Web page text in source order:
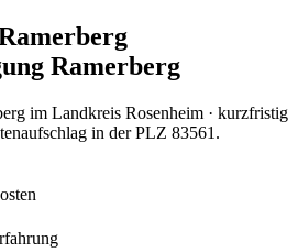
Ramerberg
im Landkreis Rosenheim · kurzfristig
in der PLZ 83561.